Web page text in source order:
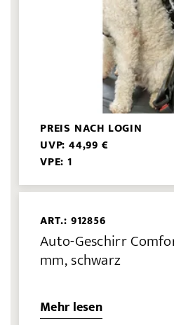
PREIS NACH LOGIN
UVP: 44,99 €
VPE: 1
ART.: 912856
Auto-Geschirr
mm, schwarz
Mehr lesen